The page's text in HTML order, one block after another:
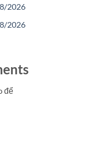
2026
2026
để